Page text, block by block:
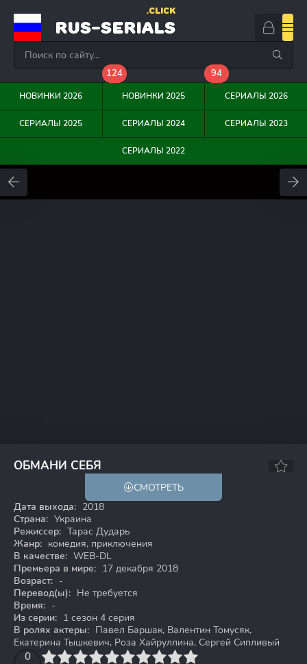
RUS-SERIALS
.CLICK
НОВИНКИ 2026
124
НОВИНКИ 2025
94
СЕРИАЛЫ 2026
СЕРИАЛЫ 2025 СЕРИАЛЫ 2024 СЕРИАЛЫ 2023
СЕРИАЛЫ 2022
0
ОБМАНИ СЕБЯ
СМОТРЕТЬ
Дата выхода: 2018
Страна: Украина
Режиссер: Тарас Дударь
Жанр: комедия, приключения
В качестве: WEB-DL
Премьера в мире: 17 декабря 2018
Возраст: -
Перевод(ы): Не требуется
Время: -
Из серии: 1 сезон 4 серия
В ролях актеры: Павел Баршак, Валентин Томусяк,
Екатерина Тышкевич, Роза Хайруллина, Сергей Сипливый
0
4 6 7 8 9 10